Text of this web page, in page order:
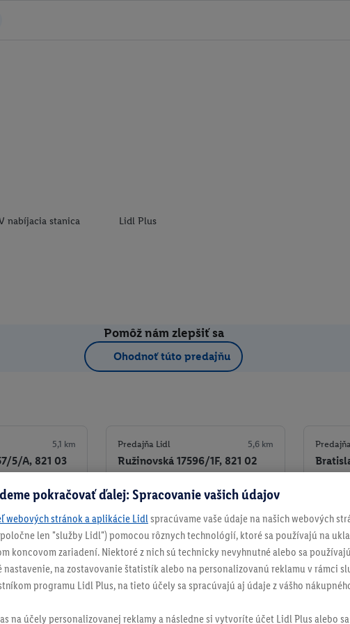
nabíjacia stanica Lidl Plus
Pomôž nám zlepšiť sa
Ohodnoť túto predajňu
5,1 km
5/A, 821 03
obľúbenú
Predajňa Lidl 5,6 km
Ružinovská 17596/1F, 821 02
Nastaviť ako obľúbenú
pokračovať ďalej: Spracovanie vašich údajov
webových stránok a aplikácie Lidl spracúvame vaše údaje na našich webových
len "služby Lidl") pomocou rôznych technológií, ktoré sa používajú na
koncovom zariadení. Niektoré z nich sú technicky nevyhnutné alebo sa
nastavenie, na zostavovanie štatistík alebo na personalizovanú reklamu v rámci
programu Lidl Plus, na tieto účely sa spracúvajú aj údaje z vášho
na účely personalizovanej reklamy a následne si vytvoríte účet Lidl Plus alebo